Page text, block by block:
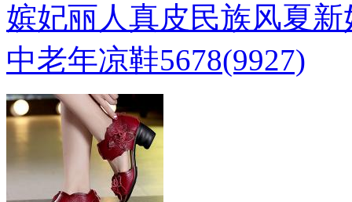
嫔妃丽人真皮民族风夏
中老年凉鞋5678(9927)